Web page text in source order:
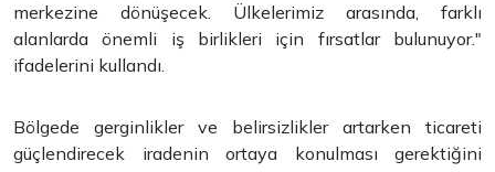
merkezine dönüşecek. Ülkelerimiz arasında, farklı
alanlarda önemli iş birlikleri için fırsatlar bulunuyor."
ifadelerini kullandı.
Bölgede gerginlikler ve belirsizlikler artarken ticareti
güçlendirecek iradenin ortaya konulması gerektiğini